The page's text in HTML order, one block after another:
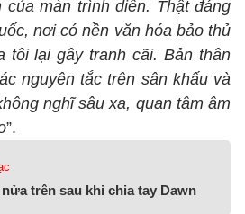
của màn trình diễn. Thật đáng
nơi có nền văn hóa bảo thủ
tôi lại gây tranh cãi. Bản thân
nguyên tắc trên sân khấu và
nghĩ sâu xa, quan tâm âm
”.
trên sau khi chia tay Dawn